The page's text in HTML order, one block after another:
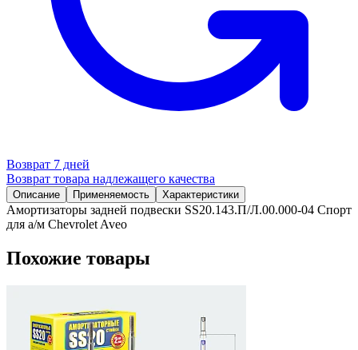
Возврат 7 дней
Возврат товара надлежащего качества
Описание Применяемость Характеристики
Амортизаторы задней подвески SS20.143.П/Л.00.000-04 Спорт
для а/м Chevrolet Aveo
Похожие товары